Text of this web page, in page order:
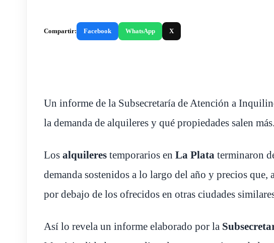
Compartir: Facebook WhatsApp X
Un informe de la Subsecretaría de Atención a
la demanda de alquileres y qué propiedades salen más.
Los alquileres temporarios en La Plata terminaron
demanda sostenidos a lo largo del año y precios que,
por debajo de los ofrecidos en otras ciudades
Así lo revela un informe elaborado por la